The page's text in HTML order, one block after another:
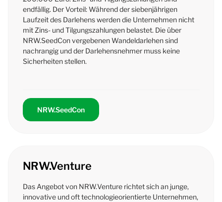
endfällig. Der Vorteil: Während der siebenjährigen
Laufzeit des Darlehens werden die Unternehmen nicht
mit Zins- und Tilgungszahlungen belastet. Die über
NRW.SeedConvergebenen Wandeldarlehen sind
nachrangig und der Darlehensnehmer muss keine
Sicherheiten stellen.
NRW.SeedCon
NRW.Venture
Das Angebot von NRW.Venturerichtet sich an junge,
innovative und oft technologieorientierte Unternehmen,